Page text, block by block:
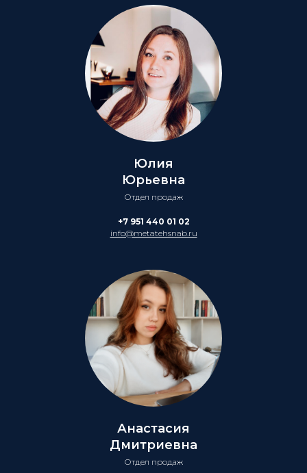
Юлия
Юрьевна
Отдел продаж
+7 951 440 01 02
info@metatehsnab.ru
Анастасия
Дмитриевна
Отдел продаж